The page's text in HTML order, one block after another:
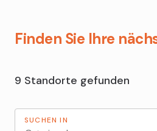
Finden Sie Ihre
9 Standorte gefunden
SUCHEN IN